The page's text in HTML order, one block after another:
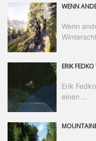
Wenn
Erik
einen ...